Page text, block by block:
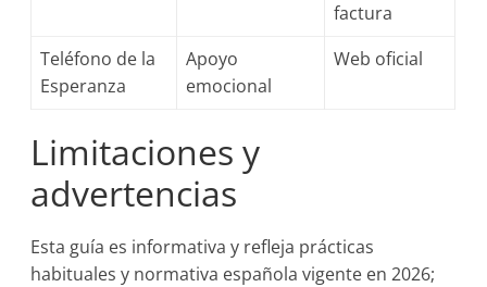
factura
Teléfono de la
Esperanza
Apoyo
emocional
Web oficial
Limitaciones y
advertencias
Esta guía es informativa y refleja prácticas
habituales y normativa española vigente en 2026;